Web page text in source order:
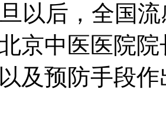
以后，全国
京中医医院
及预防手段